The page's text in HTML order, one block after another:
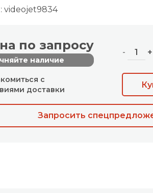
videojet9834
по запросу
наличие
- +
с
доставки
Запросить